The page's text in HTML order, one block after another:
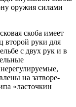
оружия силами
скоба имеет
второй руки для
с двух рук и в
на затворе-
«ласточкин